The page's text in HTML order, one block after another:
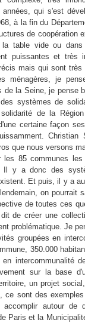
qui s'est
à la fin du
de coopération
la table vide ou
puissantes et très
mais qui sont
ménagères, je
de la Seine, je pense
systèmes de
de la
certaine façon
Christian
que nous versons
les 85 communes
Il y a donc des
Et puis, il y a
on pourrait
de toutes ces
de créer une
problématique. Je
groupées en
350.000
en intercommunalité
sur la base
un projet
ce sont des
autour de
Paris et la